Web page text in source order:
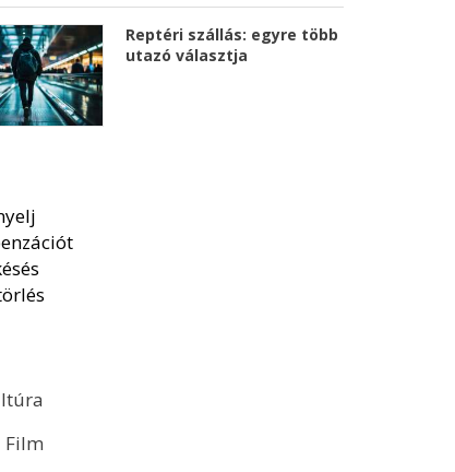
Reptéri szállás: egyre több
utazó választja
Film